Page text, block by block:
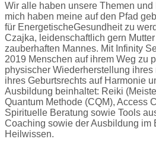
Wir alle haben unsere Themen
mich haben meine auf den Pfad
für EnergetischeGesundheit zu
Czajka, leidenschaftlich gern
zauberhaften Mannes. Mit Infinity
2019 Menschen auf ihrem Weg zu
physischer Wiederherstellung
ihres Geburtsrechts auf Harmonie
Ausbildung beinhaltet: Reiki
Quantum Methode (CQM), Access
Spirituelle Beratung sowie Tools
Coaching sowie der Ausbildung im
Heilwissen.